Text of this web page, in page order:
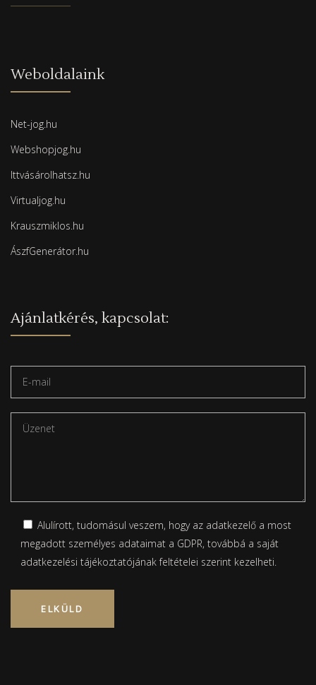
Weboldalaink
Net-jog.hu
Webshopjog.hu
Ittvásárolhatsz.hu
Virtualjog.hu
Krauszmiklos.hu
ÁszfGenerátor.hu
Ajánlatkérés, kapcsolat:
Alulírott, tudomásul veszem, hogy az adatkezelő a most
megadott személyes adataimat a GDPR, továbbá a saját
adatkezelési tájékoztatójánakfeltételei szerint kezelheti.
Please leave this field empty.